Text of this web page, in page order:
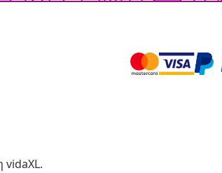
vidaXL.